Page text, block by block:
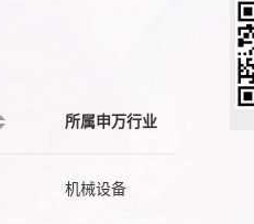
所属申万行业
机械设备